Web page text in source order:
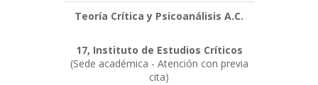
Teoría Crítica y Psicoanálisis A.C.
17, Instituto de Estudios Críticos
(Sede académica - Atención con previa
cita)